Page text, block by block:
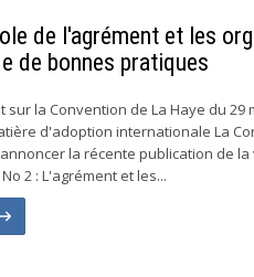
de l'agrément et les
de bonnes pratiques
sur la Convention de La Haye du
d'adoption internationale La
la récente publication de
2 : L'agrément et les...